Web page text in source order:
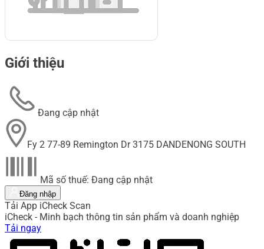
Giới thiệu
Đang cập nhật
Fy 2 77-89 Remington Dr 3175 DANDENONG SOUTH
Mã số thuế: Đang cập nhật
Đăng nhập
Tải App iCheck Scan
iCheck - Minh bạch thông tin sản phẩm và doanh nghiệp
Tải ngay